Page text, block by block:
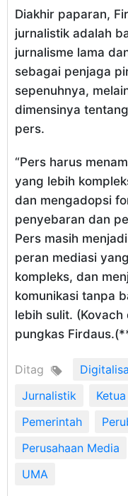
Diakhir paparan,
jurnalistik adalah
jurnalisme lama
sebagai penjaga
sepenuhnya,
dimensinya
pers.
“Pers harus
yang lebih
dan mengadopsi
penyebaran dan
Pers masih
peran mediasi
kompleks, dan
komunikasi tanpa
lebih sulit. (Kovach
pungkas
Ditag
Jurnalistik
Pemerintah
Perusahaan Media
UMA